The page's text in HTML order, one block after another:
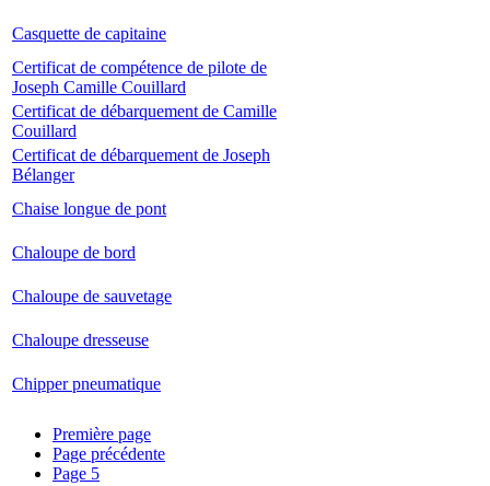
Casquette de capitaine
Certificat de compétence de pilote de
Joseph Camille Couillard
Certificat de débarquement de Camille
Couillard
Certificat de débarquement de Joseph
Bélanger
Chaise longue de pont
Chaloupe de bord
Chaloupe de sauvetage
Chaloupe dresseuse
Chipper pneumatique
Première page
Page précédente
Page 5